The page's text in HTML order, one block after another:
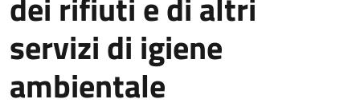
servizi di igiene
ambientale